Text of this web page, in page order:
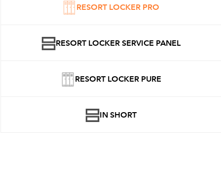
RESORT LOCKER PRO
RESORT LOCKER SERVICE PANEL
RESORT LOCKER PURE
IN SHORT